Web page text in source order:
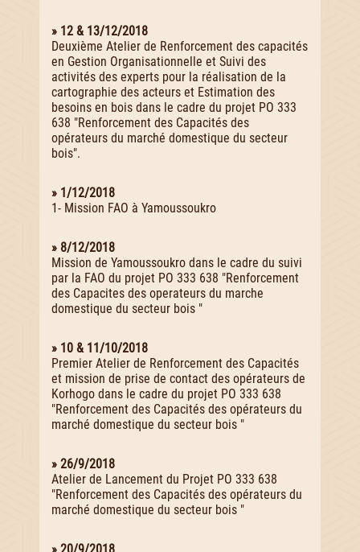
» 12 & 13/12/2018
Deuxième Atelier de Renforcement des capacités
en Gestion Organisationnelle et Suivi des
activités des experts pour la réalisation de la
cartographie des acteurs et Estimation des
besoins en bois dans le cadre du projet PO 333
638 "Renforcement des Capacités des
opérateurs du marché domestique du secteur
bois".
» 1/12/2018
1- Mission FAO à Yamoussoukro
» 8/12/2018
Mission de Yamoussoukro dans le cadre du suivi
par la FAO du projet PO 333 638 "Renforcement
des Capacites des operateurs du marche
domestique du secteur bois "
» 10 & 11/10/2018
Premier Atelier de Renforcement des Capacités
et mission de prise de contact des opérateurs de
Korhogo dans le cadre du projet PO 333 638
"Renforcement des Capacités des opérateurs du
marché domestique du secteur bois "
» 26/9/2018
Atelier de Lancement du Projet PO 333 638
"Renforcement des Capacités des opérateurs du
marché domestique du secteur bois "